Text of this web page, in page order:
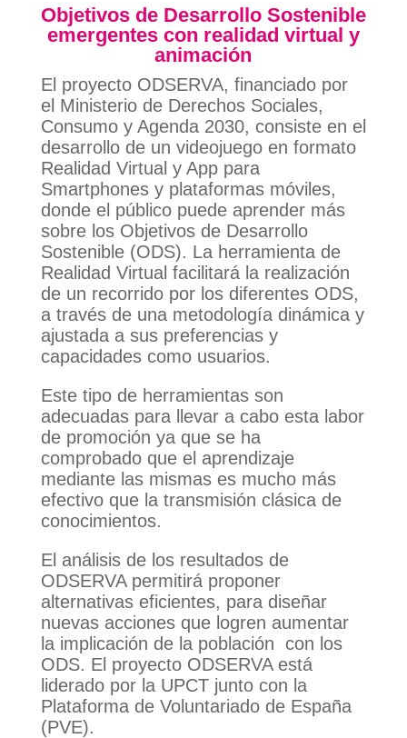
Objetivos de Desarrollo Sostenible
emergentes con realidad virtual y
animación
El proyecto ODSERVA, financiado por
el Ministerio de Derechos Sociales,
Consumo y Agenda 2030, consiste en el
desarrollo de un videojuego en formato
Realidad Virtual y App para
Smartphones y plataformas móviles,
donde el público puede aprender más
sobre los Objetivos de Desarrollo
Sostenible (ODS). La herramienta de
Realidad Virtual facilitará la realización
de un recorrido por los diferentes ODS,
a través de una metodología dinámica y
ajustada a sus preferencias y
capacidades como usuarios.
Este tipo de herramientas son
adecuadas para llevar a cabo esta labor
de promoción ya que se ha
comprobado que el aprendizaje
mediante las mismas es mucho más
efectivo que la transmisión clásica de
conocimientos.
El análisis de los resultados de
ODSERVA permitirá proponer
alternativas eficientes, para diseñar
nuevas acciones que logren aumentar
la implicación de la población con los
ODS. El proyecto ODSERVA está
liderado por la UPCT junto con la
Plataforma de Voluntariado de España
(PVE).